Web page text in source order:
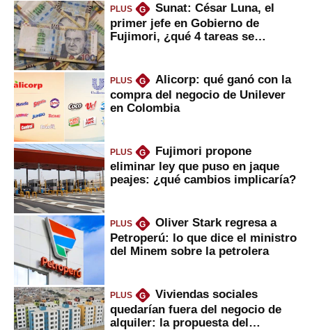
PLUS G
Sunat: César Luna, el
primer jefe en Gobierno de
Fujimori, ¿qué 4 tareas se
PLUS G
Alicorp: qué ganó con la
compra del negocio de Unilever
en Colombia
PLUS G
Fujimori propone
eliminar ley que puso en jaque
peajes: ¿qué cambios implicaría?
PLUS G
Oliver Stark regresa a
Petroperú: lo que dice el ministro
del Minem sobre la petrolera
PLUS G
Viviendas sociales
quedarían fuera del negocio de
alquiler: la propuesta del